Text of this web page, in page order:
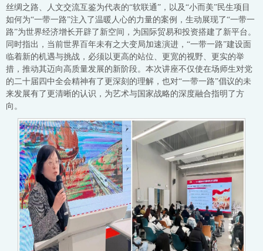
丝绸之路、人文交流互鉴为代表的“软联通”，以及“小而美”民生项目
如何为“一带一路”注入了温暖人心的力量的案例，生动展现了“一带一
路”为世界经济增长开辟了新空间，为国际贸易和投资搭建了新平台。
同时指出，当前世界百年未有之大变局加速演进，“一带一路”建设面
临着新的机遇与挑战，必须以更高的站位、更宽的视野、更实的举
措，推动其迈向高质量发展的新阶段。本次讲座不仅使在场师生对党
的二十届四中全会精神有了更深刻的理解，也对“一带一路”倡议的未
来发展有了更清晰的认识，为艺术与国家战略的深度融合指明了方
向。